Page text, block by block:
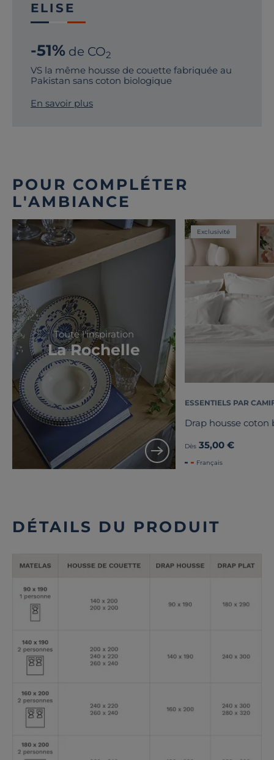
ELISE
-51% de CO2
VS la même housse de couette fabriquée au
Pakistan sans coton biologique
En savoir plus
POUR COMPLÉTER
L'AMBIANCE
Toute l'inspiration
La Rochelle
Exclusivité
ESSENTIELS PAR
Drap housse coton
Dès 35,00 €
Français
DÉTAILS DU PRODUIT